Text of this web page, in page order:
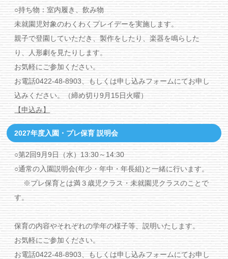
○持ち物：室内履き、飲み物
未就園児対象のわくわくプレイデーを実施します。
親子で登園していただき、製作をしたり、楽器を鳴らした
り、人形劇を見たりします。
お気軽にご参加ください。
お電話0422-48-8903、もしくは申し込みフォームにてお申し
込みください。（締め切り9月15日火曜）
【申込み】
2027年度入園・プレ保育 説明会
○第2回9月9日（水）13:30～14:30
○通常の入園説明会(年少・年中・年長組)と一緒に行います。
※プレ保育とは満３歳児クラス・未就園児クラスのことで
す。
保育の内容やそれぞれの学年の様子等、説明いたします。
お気軽にご参加ください。
お電話0422-48-8903、もしくは申し込みフォームにてお申し